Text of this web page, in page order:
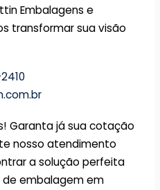
Embalagens e
transformar sua visão
Garanta já sua cotação
nosso atendimento
a solução perfeita
de embalagem em